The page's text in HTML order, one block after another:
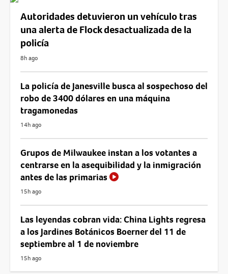
Autoridades detuvieron un vehículo tras
una alerta de Flock desactualizada de la
policía
8h ago
La policía de Janesville busca al sospechoso del
robo de 3400 dólares en una máquina
tragamonedas
14h ago
Grupos de Milwaukee instan a los votantes a
centrarse en la asequibilidad y la inmigración
antes de las primarias
15h ago
Las leyendas cobran vida: China Lights regresa
a los Jardines Botánicos Boerner del 11 de
septiembre al 1 de noviembre
15h ago